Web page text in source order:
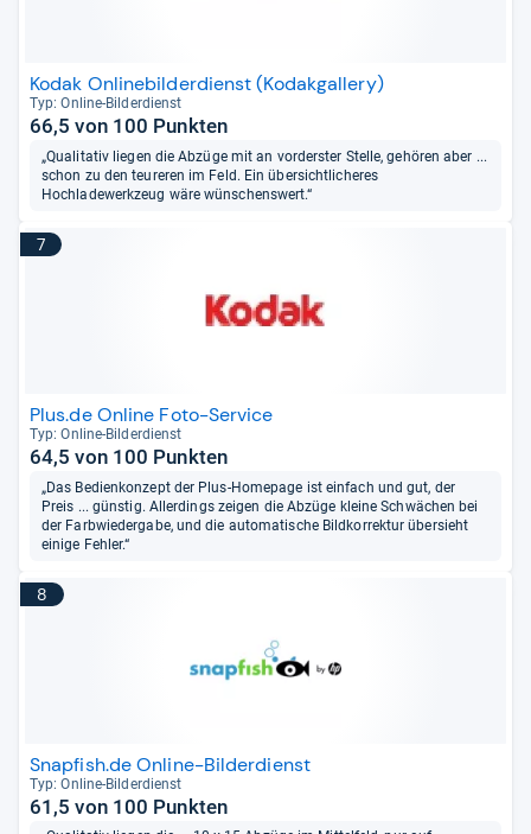
Kodak Onlinebilderdienst (Kodakgallery)
Typ: Online-​Bil­der­dienst
66,5 von 100 Punkten
„Qualitativ liegen die Abzüge mit an vorderster Stelle, gehören aber ...
schon zu den teureren im Feld. Ein übersichtlicheres
Hochladewerkzeug wäre wünschenswert.“
7
Plus.de Online Foto-Service
Typ: Online-​Bil­der­dienst
64,5 von 100 Punkten
„Das Bedienkonzept der Plus-Homepage ist einfach und gut, der
Preis ... günstig. Allerdings zeigen die Abzüge kleine Schwächen bei
der Farbwiedergabe, und die automatische Bildkorrektur übersieht
einige Fehler.“
8
Snapfish.de Online-Bilderdienst
Typ: Online-​Bil­der­dienst
61,5 von 100 Punkten